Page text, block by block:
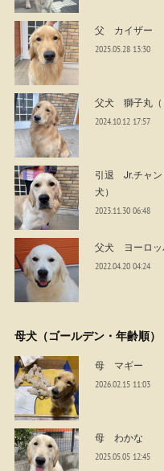
父 カイザー
2025.05.28 13:30
父犬 獅子丸（
2024.10.12 17:57
引退 Jr.チャン
犬）
2023.11.30 06:48
父犬 ヨーロ
2022.04.20 04:24
母犬（ゴールデン・年齢順）
母 マギー
2026.02.15 11:03
母 わかな
2025.05.05 12:45